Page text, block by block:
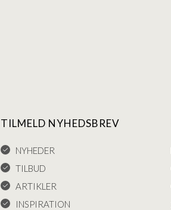
TILMELD NYHEDSBREV
NYHEDER
TILBUD
ARTIKLER
INSPIRATION